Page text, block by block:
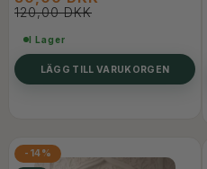
120,00 DKK
I Lager
LÄGG TILL VARUKORGEN
-14%